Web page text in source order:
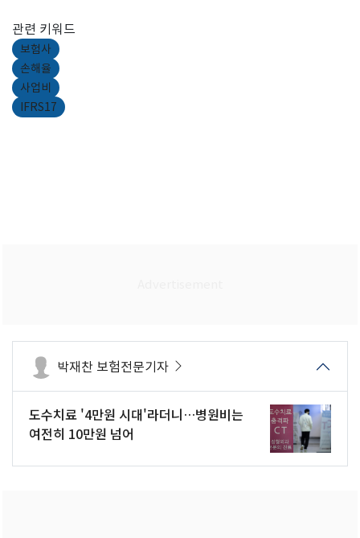
관련 키워드
보험사
손해율
사업비
IFRS17
박재찬 보험전문기자
도수치료 '4만원 시대'라더니…병원비는
여전히 10만원 넘어